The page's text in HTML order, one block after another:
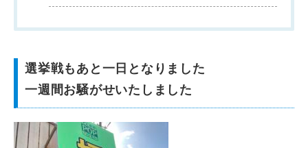
選挙戦もあと一日となりました
一週間お騒がせいたしました